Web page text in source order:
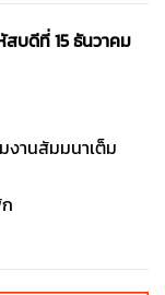
บดีที่ 15 ธันวาคม
งานสัมมนาเต็ม